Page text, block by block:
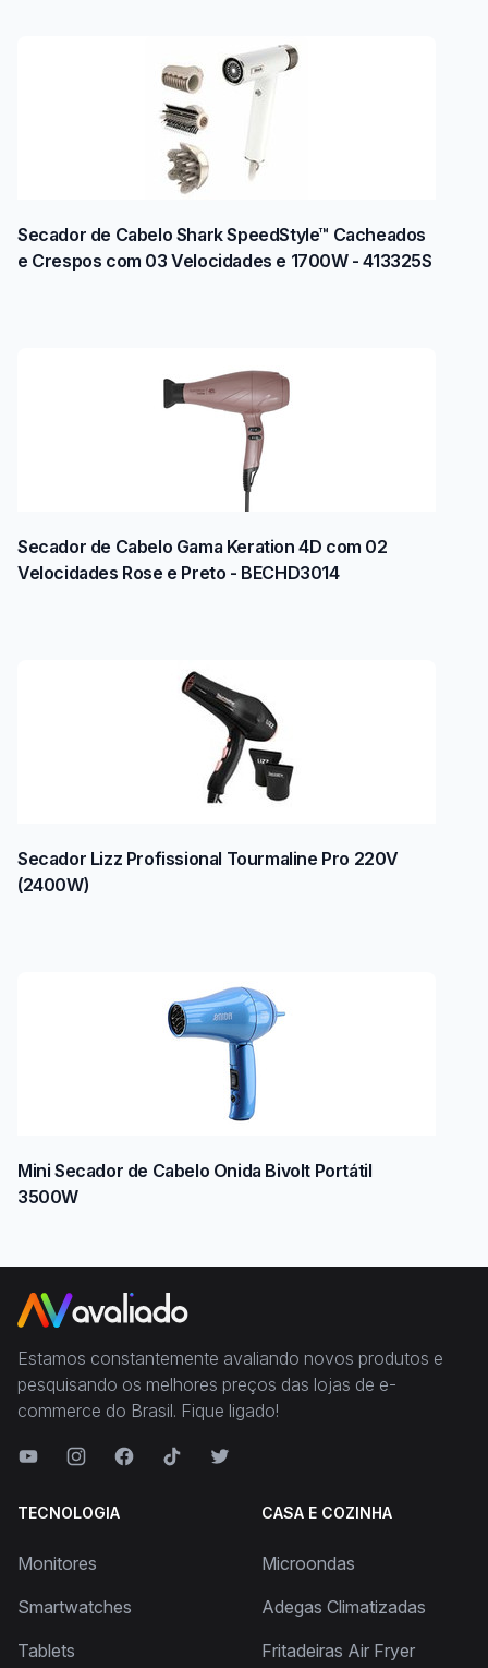
Secador de Cabelo Shark SpeedStyle™ Cacheados
e Crespos com 03 Velocidades e 1700W - 413325S
Secador de Cabelo Gama Keration 4D com 02
Velocidades Rose e Preto - BECHD3014
Secador Lizz Profissional Tourmaline Pro 220V
(2400W)
Mini Secador de Cabelo Onida Bivolt Portátil
3500W
Estamos constantemente avaliando novos produtos e
pesquisando os melhores preços das lojas de e-
commerce do Brasil. Fique ligado!
TECNOLOGIA
Monitores
Smartwatches
Tablets
CASA E COZINHA
Microondas
Adegas Climatizadas
Fritadeiras Air Fryer